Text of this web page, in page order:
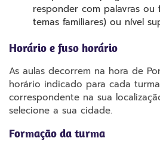
responder com palavras ou
temas familiares) ou nível
Horário e fuso horário
As aulas decorrem na hora de
horário indicado para cada
correspondente na sua
selecione a sua cidade.
Formação da turma